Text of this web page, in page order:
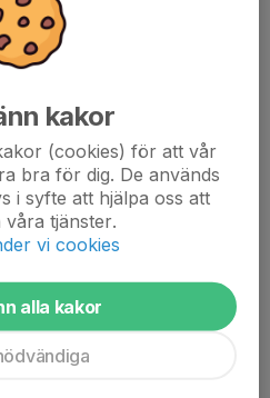
kakor
(cookies) för att vår
bra för dig. De används
i syfte att hjälpa oss att
tjänster.
vi cookies
alla kakor